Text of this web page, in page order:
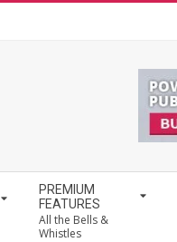
PREMIUM
FEATURES
All the Bells &
Whistles